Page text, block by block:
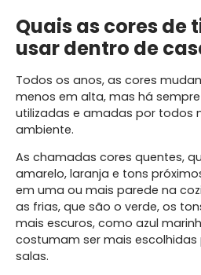
Quais as cores de
usar dentro de
Todos os anos, as cores
menos em alta, mas há
utilizadas e amadas por todos
ambiente.
As chamadas cores quentes,
amarelo, laranja e tons
em uma ou mais parede na
as frias, que são o verde, os
mais escuros, como azul
costumam ser mais
salas.